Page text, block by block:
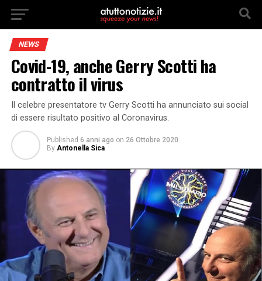
NEWS
Covid-19, anche Gerry Scotti ha
contratto il virus
Il celebre presentatore tv Gerry Scotti ha annunciato sui social
di essere risultato positivo al Coronavirus.
Published 6 anni ago on 26 Ottobre 2020
By Antonella Sica